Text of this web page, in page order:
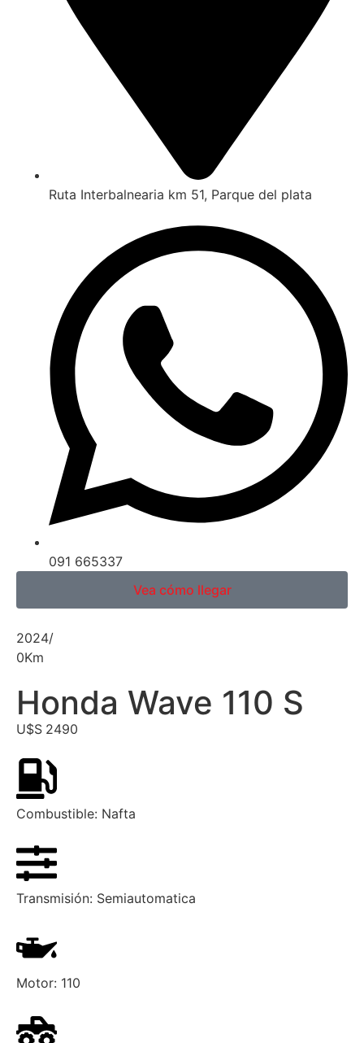
Ruta Interbalnearia km 51, Parque del plata
091 665337
Vea cómo llegar
2024/
0Km
Honda Wave 110 S
U$S 2490
Combustible: Nafta
Transmisión: Semiautomatica
Motor: 110